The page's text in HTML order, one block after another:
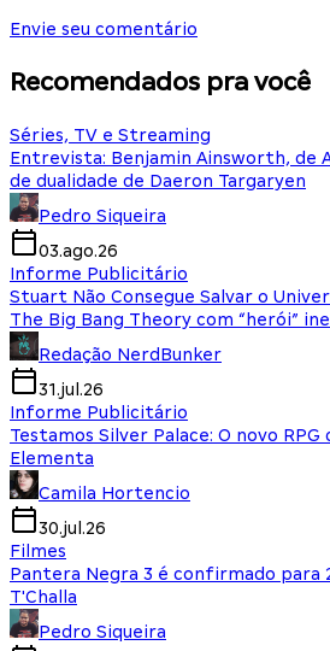
Envie seu comentário
Recomendados pra você
Séries, TV e Streaming
Entrevista: Benjamin Ainsworth, de
de dualidade de Daeron Targaryen
Pedro Siqueira
03.ago.26
Informe Publicitário
Stuart Não Consegue Salvar o
The Big Bang Theory com “herói”
Redação NerdBunker
31.jul.26
Informe Publicitário
Testamos Silver Palace: O novo
Elementa
Camila Hortencio
30.jul.26
Filmes
Pantera Negra 3 é confirmado para
T'Challa
Pedro Siqueira